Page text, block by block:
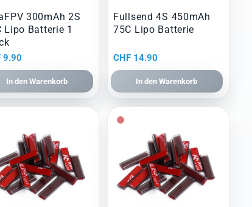
300mAh 2S
Lipo Batterie 1
9.90
In den Warenkorb
Fullsend 4S 450mAh
75C Lipo Batterie
CHF14.90
In den Warenkorb